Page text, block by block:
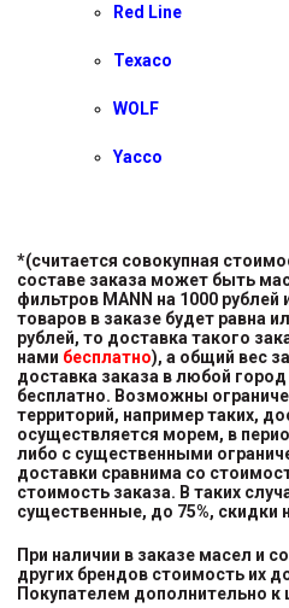
Red Line
Texaco
WOLF
Yacco
*(считается совокупная
составе заказа может быть
фильтров MANN на 1000
товаров в заказе будет равна
рублей, то доставка такого
нами бесплатно), а общий вес
доставка заказа в любой
бесплатно. Возможны
территорий, например таких,
осуществляется морем, в
либо с существенными
доставки сравнима со
стоимость заказа. В таких
существенные, до 75%, скидки
При наличии в заказе масел и
других брендов стоимость их
Покупателем дополнительно к